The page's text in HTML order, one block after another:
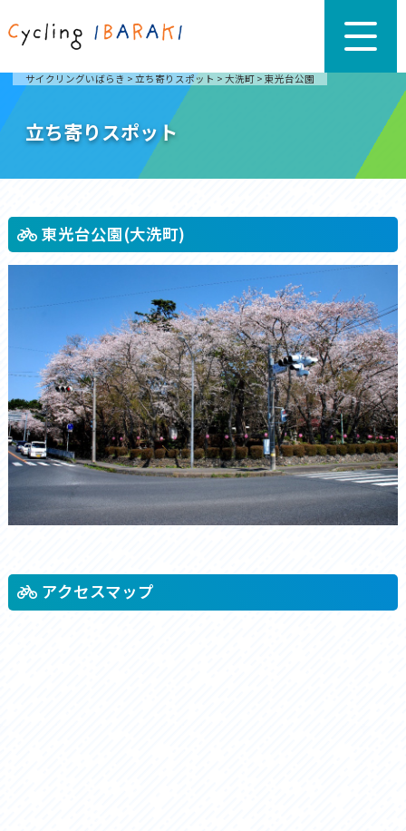
サイクリングいばらき > 立ち寄りスポット > 大洗町 > 東光台公園
立ち寄りスポット
東光台公園(大洗町)
アクセスマップ